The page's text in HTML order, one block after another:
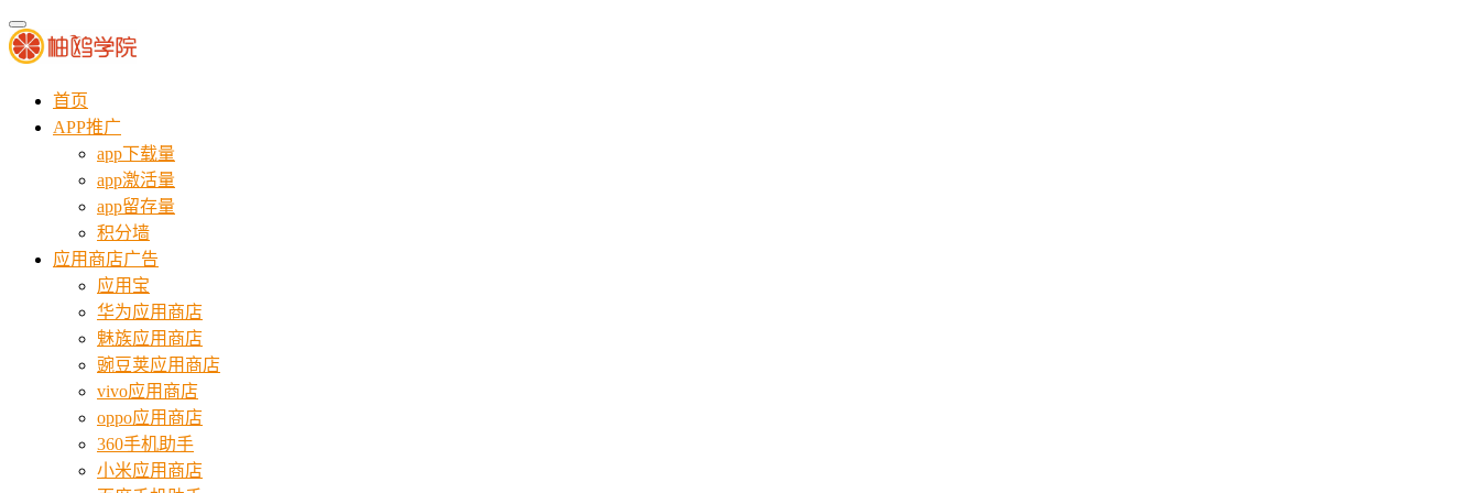
首页
APP推广
app下载量
app激活量
app留存量
积分墙
应用商店广告
应用宝
华为应用商店
魅族应用商店
豌豆荚应用商店
vivo应用商店
oppo应用商店
360手机助手
小米应用商店